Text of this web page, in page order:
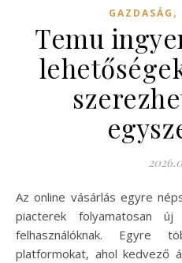
GAZDASÁG ,
Temu
Az online vásárlás egyre népszerűbbé válik, és a digitális
piacterek folyamatosan
felhasználóknak. Egyre
platformokat, ahol kedvező